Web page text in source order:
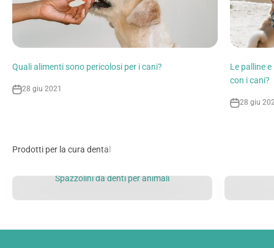
Quali alimenti sono pericolosi per i cani?
28 giu 2021
Le palline
con i cani?
28 giu
Spazzolini da denti per animali